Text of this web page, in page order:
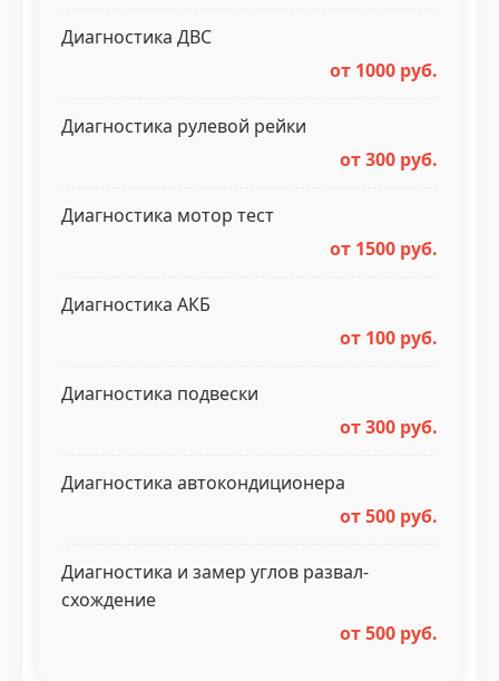
Диагностика ДВС
от 1000 руб.
Диагностика рулевой рейки
от 300 руб.
Диагностика мотор тест
от 1500 руб.
Диагностика АКБ
от 100 руб.
Диагностика подвески
от 300 руб.
Диагностика автокондиционера
от 500 руб.
Диагностика и замер углов развал-
схождение
от 500 руб.